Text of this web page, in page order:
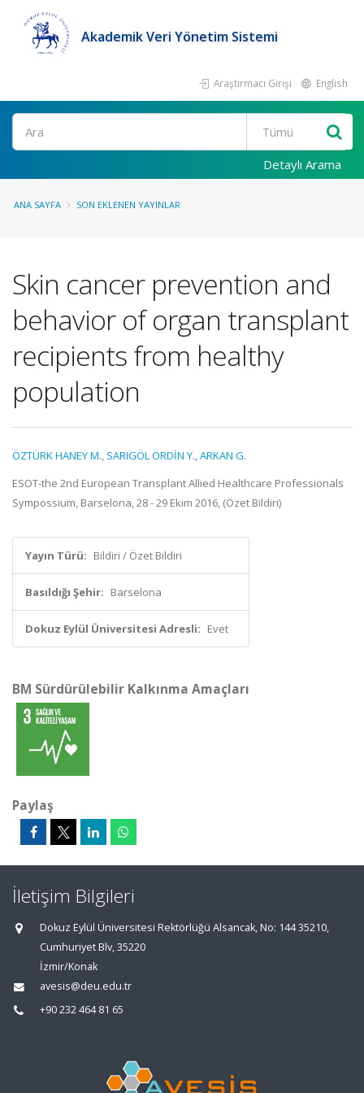
Akademik Veri Yönetim Sistemi
Araştırmacı Girişi English
Ara
Detaylı Arama
ANA SAYFA SON EKLENEN YAYINLAR
Skin cancer prevention and
behavior of organ transplant
recipients from healthy
population
ÖZTÜRK HANEY M., SARIGÖL ORDİN Y.,ARKAN G.
ESOT-the 2nd European Transplant Allied Healthcare Professionals
Sympossium, Barselona, 28 - 29 Ekim 2016, (Özet Bildiri)
Yayın Türü: Bildiri / Özet Bildiri
Basıldığı Şehir: Barselona
Dokuz Eylül Üniversitesi Adresli: Evet
BM Sürdürülebilir Kalkınma Amaçları
Paylaş
İletişim Bilgileri
Dokuz Eylül Üniversitesi Rektörlüğü Alsancak, No: 144 35210,
Cumhuriyet Blv, 35220
İzmir/Konak
avesis@deu.edu.tr
+90 232 464 81 65